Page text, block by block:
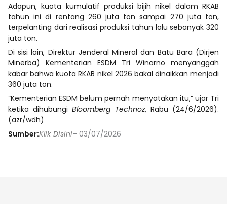
Adapun, kuota kumulatif produksi bijih nikel dalam RKAB
tahun ini di rentang 260 juta ton sampai 270 juta ton,
terpelanting dari realisasi produksi tahun lalu sebanyak 320
juta ton.
Di sisi lain, Direktur Jenderal Mineral dan Batu Bara (Dirjen
Minerba) Kementerian ESDM Tri Winarno menyanggah
kabar bahwa kuota RKAB nikel 2026 bakal dinaikkan menjadi
360 juta ton.
“Kementerian ESDM belum pernah menyatakan itu,” ujar Tri
ketika dihubungi Bloomberg Technoz, Rabu (24/6/2026).
(azr/wdh)
Sumber:Klik Disini– 03/07/2026